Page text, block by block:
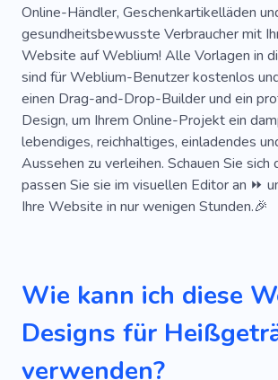
Wein
Party
Urlaub
Spirituosengeschäft
Café
Kuchen
Akademie Entspannen
Teeliebhaber
Produkt
Abendessen
Snack
Brot
Eiscreme
Milch Pizza
Gelb
Bäckerei Romantik
Fastfood
Gastronomie
Online-Händler, Geschenkartikelläden
gesundheitsbewusste Verbraucher mit
Website auf Weblium! Alle Vorlagen in
sind für Weblium-Benutzer kostenlos
einen Drag-and-Drop-Builder und ein
Design, um Ihrem Online-Projekt ein
lebendiges, reichhaltiges, einladendes
Aussehen zu verleihen. Schauen Sie sich
passen Sie sie im visuellen Editor an ⏩
Ihre Website in nur wenigen Stunden.🎉
Wie kann ich diese
Designs für
verwenden?